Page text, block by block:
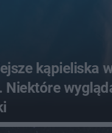
kąpieliska
Niektóre